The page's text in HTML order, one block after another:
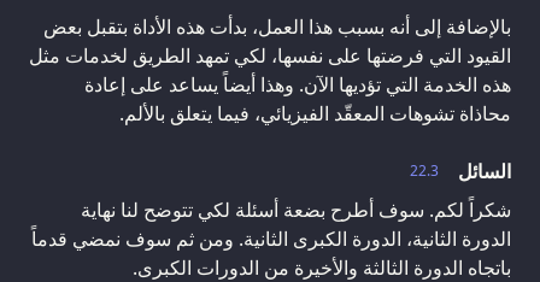
بالإضافة إلى أنه بسبب هذا العمل، بدأت هذه الأداة بتقبل بعض
القيود التي فرضتها على نفسها، لكي تمهد الطريق لخدمات مثل
هذه الخدمة التي تؤديها الآن. وهذا أيضاً يساعد على إعادة
محاذاة تشوهات المعقّد الفيزيائي، فيما يتعلق بالألم.
22.3
السائل
شكراً لكم. سوف أطرح بضعة أسئلة لكي تتوضح لنا نهاية
الدورة الثانية، الدورة الكبرى الثانية. ومن ثم سوف نمضي قدماً
باتجاه الدورة الثالثة والأخيرة من الدورات الكبرى.